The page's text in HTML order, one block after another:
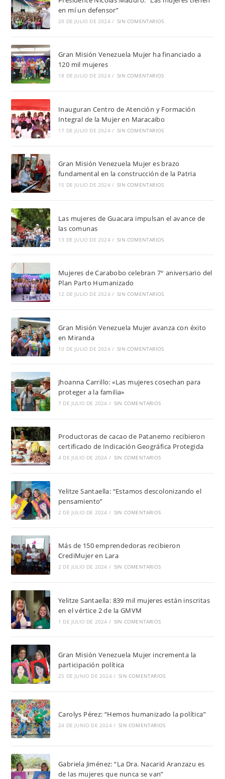
en mí un defensor”
20 DE JULIO DE 2024 / SIN COMENTARIOS
Gran Misión Venezuela Mujer ha financiado a
120 mil mujeres
18 DE JULIO DE 2024 / SIN COMENTARIOS
Inauguran Centro de Atención y Formación
Integral de la Mujer en Maracaibo
17 DE JULIO DE 2024 / SIN COMENTARIOS
Gran Misión Venezuela Mujer es brazo
fundamental en la construcción de la Patria
15 DE JULIO DE 2024 / SIN COMENTARIOS
Las mujeres de Guacara impulsan el avance de
las comunas
13 DE JULIO DE 2024 / SIN COMENTARIOS
Mujeres de Carabobo celebran 7° aniversario del
Plan Parto Humanizado
12 DE JULIO DE 2024 / SIN COMENTARIOS
Gran Misión Venezuela Mujer avanza con éxito
en Miranda
10 DE JULIO DE 2024 / SIN COMENTARIOS
Jhoanna Carrillo: «Las mujeres cosechan para
proteger a la familia»
7 DE JULIO DE 2024 / SIN COMENTARIOS
Productoras de cacao de Patanemo recibieron
certificado de Indicación Geográfica Protegida
4 DE JULIO DE 2024 / SIN COMENTARIOS
Yelitze Santaella: “Estamos descolonizando el
pensamiento”
2 DE JULIO DE 2024 / SIN COMENTARIOS
Más de 150 emprendedoras recibieron
CrediMujer en Lara
2 DE JULIO DE 2024 / SIN COMENTARIOS
Yelitze Santaella: 839 mil mujeres están inscritas
en el vértice 2 de la GMVM
1 DE JULIO DE 2024 / SIN COMENTARIOS
Gran Misión Venezuela Mujer incrementa la
participación política
25 DE JUNIO DE 2024 / SIN COMENTARIOS
Carolys Pérez: “Hemos humanizado la política”
24 DE JUNIO DE 2024 / SIN COMENTARIOS
Gabriela Jiménez: “La Dra. Nacarid Aranzazu es
de las mujeres que nunca se van”